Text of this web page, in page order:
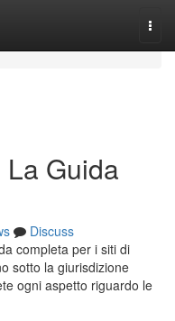
Guida
Discuss
completa per i siti di
sotto la giurisdizione
ogni aspetto riguardo le